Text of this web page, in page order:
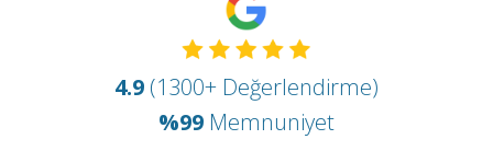
4.9 (1300+ Değerlendirme)
%99 Memnuniyet